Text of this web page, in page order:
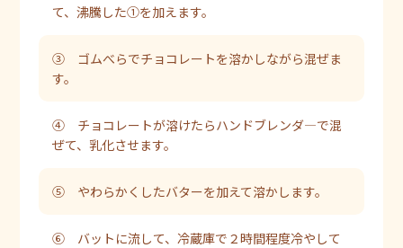
て、沸騰した①を加えます。
③ ゴムべらでチョコレートを溶かしながら混ぜま
す。
④ チョコレートが溶けたらハンドブレンダ―で混
ぜて、乳化させます。
⑤ やわらかくしたバターを加えて溶かします。
⑥ バットに流して、冷蔵庫で２時間程度冷やして